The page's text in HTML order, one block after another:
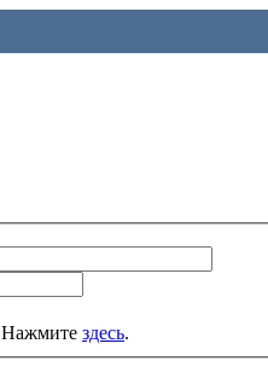
Вы не зарегистрированы? Нажмите здесь.